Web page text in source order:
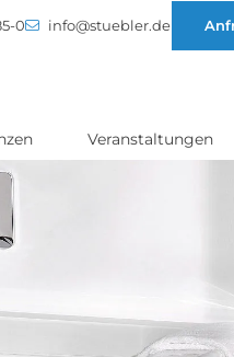
0 info@stuebler.de
Veranstaltungen